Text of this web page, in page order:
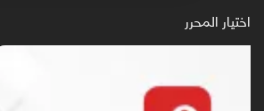
اختيار المحرر